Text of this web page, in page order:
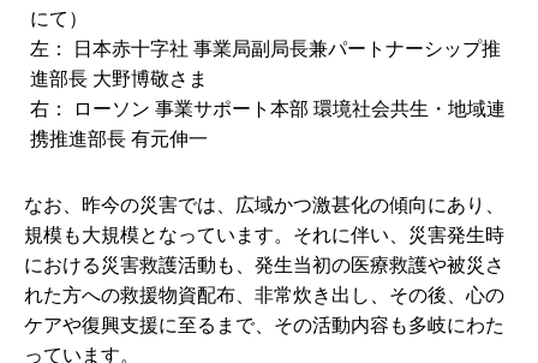
にて）
左： 日本赤十字社 事業局副局長兼パートナーシップ推
進部長 大野博敬さま
右： ローソン 事業サポート本部 環境社会共生・地域連
携推進部長 有元伸一
なお、昨今の災害では、広域かつ激甚化の傾向にあり、
規模も大規模となっています。それに伴い、災害発生時
における災害救護活動も、発生当初の医療救護や被災さ
れた方への救援物資配布、非常炊き出し、その後、心の
ケアや復興支援に至るまで、その活動内容も多岐にわた
っています。